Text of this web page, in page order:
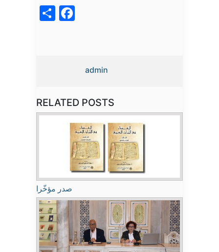
admin
RELATED POSTS
صدر مؤخّرا